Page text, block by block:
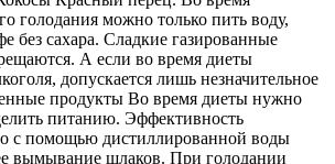
голодания можно только пить воду,
без сахара. Сладкие газированные
А если во время диеты
допускается лишь незначительное
продукты Во время диеты нужно
питанию. Эффективность
с помощью дистиллированной воды
вымывание шлаков. При голодании